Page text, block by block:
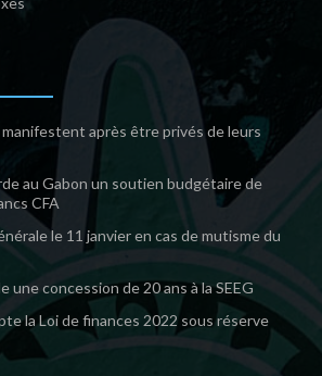
après être privés de leurs
au Gabon un soutien budgétaire de
CFA
le 11 janvier en cas de mutisme du
une concession de 20 ans à la SEEG
la Loi de finances 2022 sous réserve